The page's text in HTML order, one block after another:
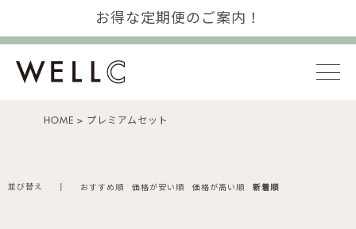
お得な定期便のご案内！
HOME プレミアムセット
並び替え おすすめ順 価格が安い順 価格が高い順 新着順